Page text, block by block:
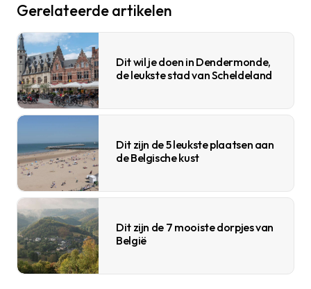
Gerelateerde artikelen
Dit wil je doen in Dendermonde,
de leukste stad van Scheldeland
Dit zijn de 5 leukste plaatsen aan
de Belgische kust
Dit zijn de 7 mooiste dorpjes van
België